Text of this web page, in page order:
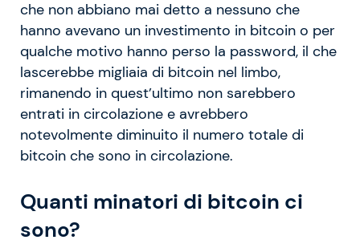
che non abbiano mai detto a nessuno che
hanno avevano un investimento in bitcoin o per
qualche motivo hanno perso la password, il che
lascerebbe migliaia di bitcoin nel limbo,
rimanendo in quest’ultimo non sarebbero
entrati in circolazione e avrebbero
notevolmente diminuito il numero totale di
bitcoin che sono in circolazione.
Quanti minatori di bitcoin ci
sono?